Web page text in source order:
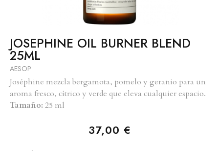
JOSEPHINE OIL BURNER BLEND
25ML
AESOP
Joséphine mezcla bergamota, pomelo y geranio para un
aroma fresco, cítrico y verde que eleva cualquier espacio.
Tamaño: 25 ml
37,00 €